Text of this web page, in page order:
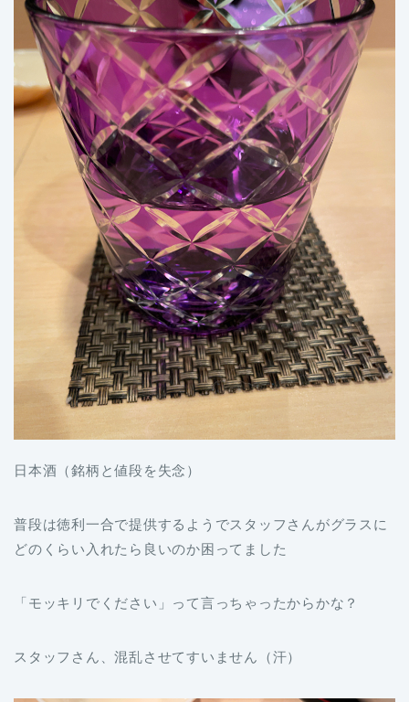
日本酒（銘柄と値段を失念）
普段は徳利一合で提供するようでスタッフさんがグラスに
どのくらい入れたら良いのか困ってました
「モッキリでください」って言っちゃったからかな？
スタッフさん、混乱させてすいません（汗）